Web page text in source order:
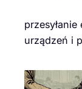
urządzeń i